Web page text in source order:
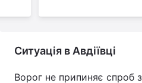
Ситуація в Авдіївці
Ворог не припиняє спроб